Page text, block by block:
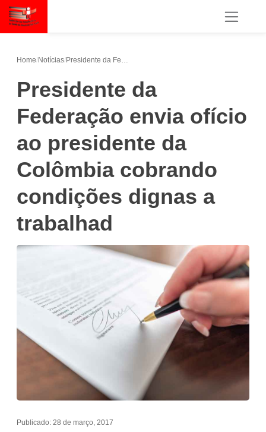
Home/Notícias/
Presidente da
Federação envia ofício
ao presidente da
Colômbia cobrando
condições dignas a
trabalhad
Publicado: 28 de março, 2017